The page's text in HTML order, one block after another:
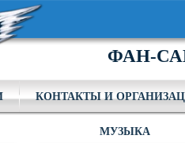
ФАН-
КОНТАКТЫ И
МУЗЫКА